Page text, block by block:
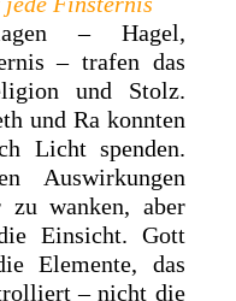
– Hagel,
– trafen das
und Stolz.
und Ra konnten
Licht spenden.
Auswirkungen
zu wanken, aber
Einsicht. Gott
Elemente, das
– nicht die